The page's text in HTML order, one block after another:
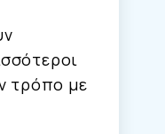
τρόπο με